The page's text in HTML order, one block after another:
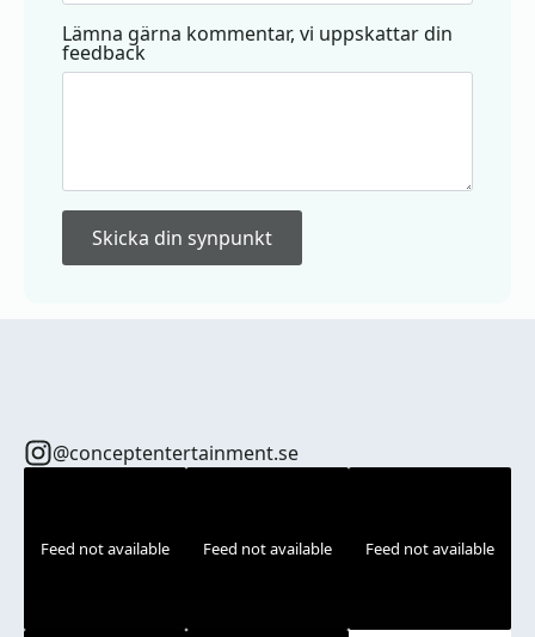
Lämna gärna kommentar, vi uppskattar din
feedback
Skicka din synpunkt
@conceptentertainment.se
Feed not available Feed not available Feed not available